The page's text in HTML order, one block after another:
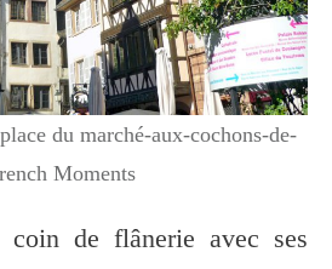
du marché-aux-cochons-de-
Moments
de flânerie avec ses